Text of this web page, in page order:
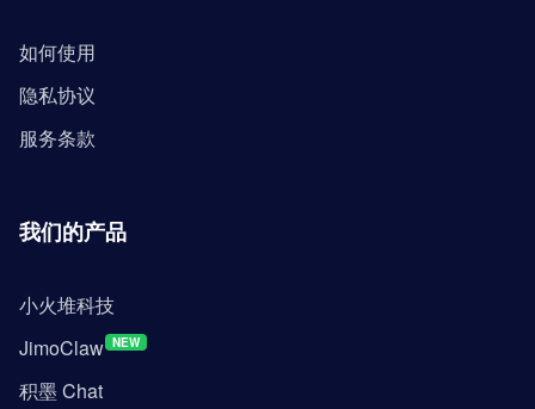
如何使用
隐私协议
服务条款
我们的产品
小火堆科技
JimoClaw NEW
积墨 Chat